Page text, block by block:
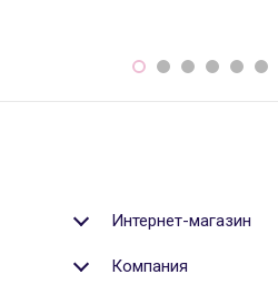
Интернет-магазин
Компания